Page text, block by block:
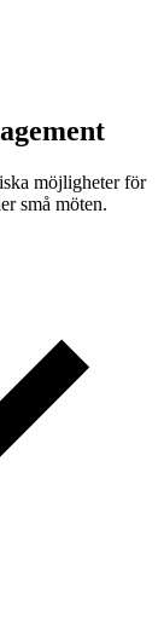
möjligheter för
små möten.